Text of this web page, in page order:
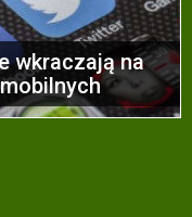
wkraczają na